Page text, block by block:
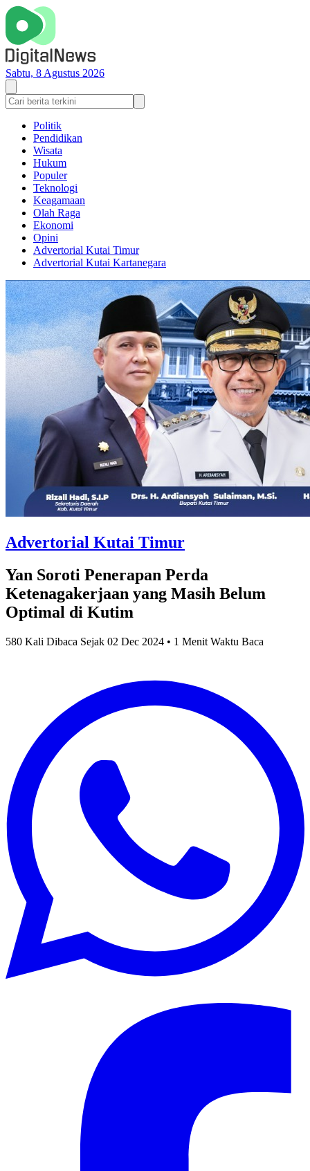
Sabtu, 8 Agustus 2026
Politik
Pendidikan
Wisata
Hukum
Populer
Teknologi
Keagamaan
Olah Raga
Ekonomi
Opini
Advertorial Kutai Timur
Advertorial Kutai Kartanegara
Advertorial Kutai Timur
Yan Soroti Penerapan Perda
Ketenagakerjaan yang Masih Belum
Optimal di Kutim
580 Kali Dibaca Sejak 02 Dec 2024 • 1 Menit Waktu Baca